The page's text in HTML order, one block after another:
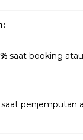
saat booking
saat penjemputan